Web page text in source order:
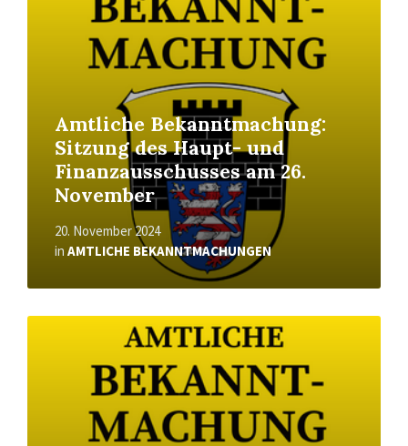
Amtliche Bekanntmachung:
Sitzung des Haupt- und
Finanzausschusses am 26.
November
20. November 2024
in AMTLICHE BEKANNTMACHUNGEN
Read